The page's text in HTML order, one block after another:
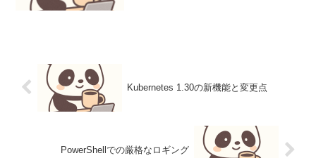
Kubernetes 1.30の新機能と変更点
PowerShellでの厳格なロギング